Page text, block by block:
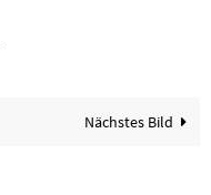
Nächstes Bild